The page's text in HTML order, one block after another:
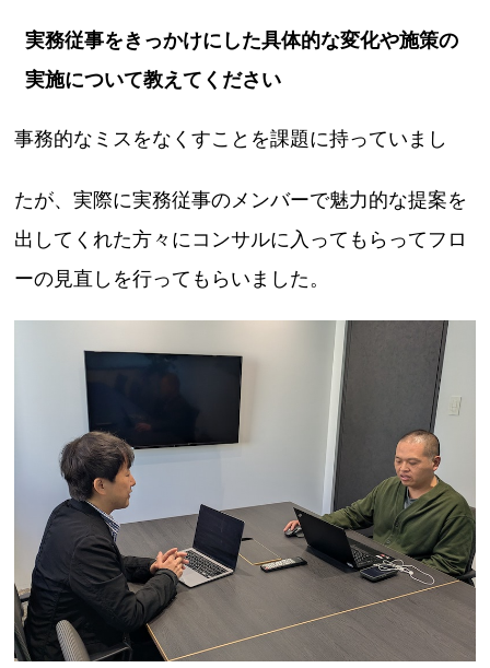
実務従事をきっかけにした具体的な変化や施策の
実施について教えてください
事務的なミスをなくすことを課題に持っていまし
たが、実際に実務従事のメンバーで魅力的な提案を
出してくれた方々にコンサルに入ってもらってフロ
ーの見直しを行ってもらいました。